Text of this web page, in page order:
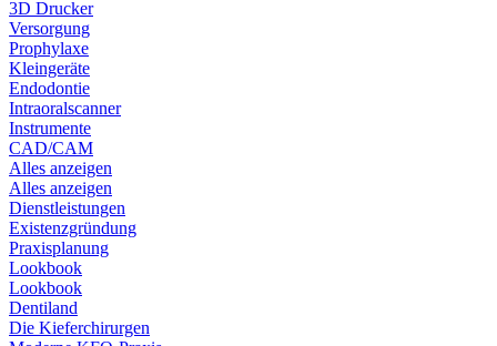
3D Drucker
Versorgung
Prophylaxe
Kleingeräte
Endodontie
Intraoralscanner
Instrumente
CAD/CAM
Alles anzeigen
Alles anzeigen
Dienstleistungen
Existenzgründung
Praxisplanung
Lookbook
Lookbook
Dentiland
Die Kieferchirurgen